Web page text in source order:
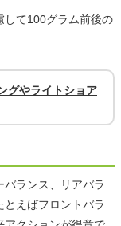
して100グラム前後の
グやライトショア
ランス、リアバラ
えばフロントバラ